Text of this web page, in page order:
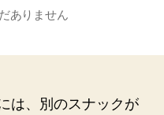
稿
日
ありません
は、別のスナックが